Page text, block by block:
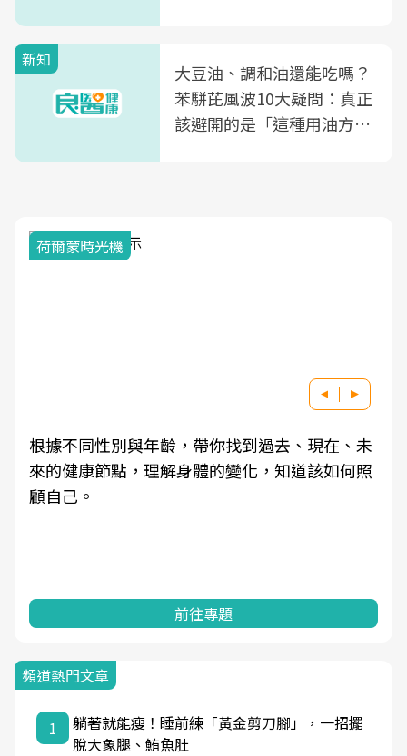
新知
大豆油、調和油還能吃嗎？
苯駢芘風波10大疑問：真正
該避開的是「這種用油方
荷爾蒙時光機
根據不同性別與年齡，帶你找到過去、現在、未
來的健康節點，理解身體的變化，知道該如何照
顧自己。
前往專題
頻道熱門文章
1
躺著就能瘦！睡前練「黃金剪刀腳」，一招擺
脫大象腿、鮪魚肚